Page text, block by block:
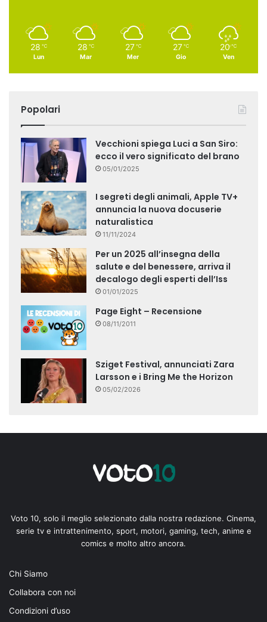
28 ℃
Lun
28 ℃
Mar
27 ℃
Mer
27 ℃
Gio
20 ℃
Ven
Popolari
Vecchioni spiega Luci a San Siro:
ecco il vero significato del brano
05/01/2025
I segreti degli animali, Apple TV+
annuncia la nuova docuserie
naturalistica
11/11/2024
Per un 2025 all’insegna della
salute e del benessere, arriva il
decalogo degli esperti dell’Iss
01/01/2025
Page Eight – Recensione
08/11/2011
Sziget Festival, annunciati Zara
Larsson e i Bring Me the Horizon
05/02/2026
Voto 10, solo il meglio selezionato dalla nostra redazione. Cinema,
serie tv e intrattenimento, sport, motori, gaming, tech, anime e
comics e molto altro ancora.
Chi Siamo
Collabora con noi
Condizioni d’uso